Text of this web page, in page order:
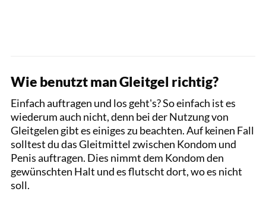
Wie benutzt man Gleitgel richtig?
Einfach auftragen und los geht's? So einfach ist es
wiederum auch nicht, denn bei der Nutzung von
Gleitgelen gibt es einiges zu beachten. Auf keinen Fall
solltest du das Gleitmittel zwischen Kondom und
Penis auftragen. Dies nimmt dem Kondom den
gewünschten Halt und es flutscht dort, wo es nicht
soll.